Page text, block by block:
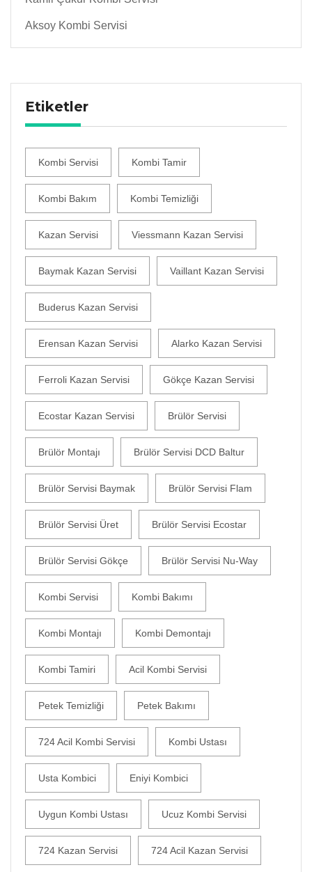
Aksoy Kombi Servisi
Etiketler
Kombi Servisi Kombi Tamir
Kombi Bakım Kombi Temizliği
Kazan Servisi Viessmann Kazan Servisi
Baymak Kazan Servisi Vaillant Kazan Servisi
Buderus Kazan Servisi
Erensan Kazan Servisi Alarko Kazan Servisi
Ferroli Kazan Servisi Gökçe Kazan Servisi
Ecostar Kazan Servisi Brülör Servisi
Brülör Montajı Brülör Servisi DCD Baltur
Brülör Servisi Baymak Brülör Servisi Flam
Brülör Servisi Üret Brülör Servisi Ecostar
Brülör Servisi Gökçe Brülör Servisi Nu-Way
Kombi Servisi Kombi Bakımı
Kombi Montajı Kombi Demontajı
Kombi Tamiri Acil Kombi Servisi
Petek Temizliği Petek Bakımı
724 Acil Kombi Servisi Kombi Ustası
Usta Kombici Eniyi Kombici
Uygun Kombi Ustası Ucuz Kombi Servisi
724 Kazan Servisi 724 Acil Kazan Servisi